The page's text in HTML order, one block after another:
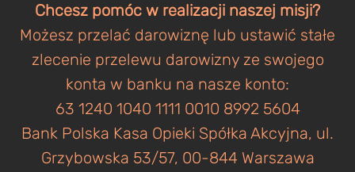
Chcesz pomóc w realizacji naszej misji?
Możesz przelać darowiznę lub ustawić stałe
zlecenie przelewu darowizny ze swojego
konta w banku na nasze konto:
63 1240 1040 1111 0010 8992 5604
Bank Polska Kasa Opieki Spółka Akcyjna, ul.
Grzybowska 53/57, 00-844 Warszawa